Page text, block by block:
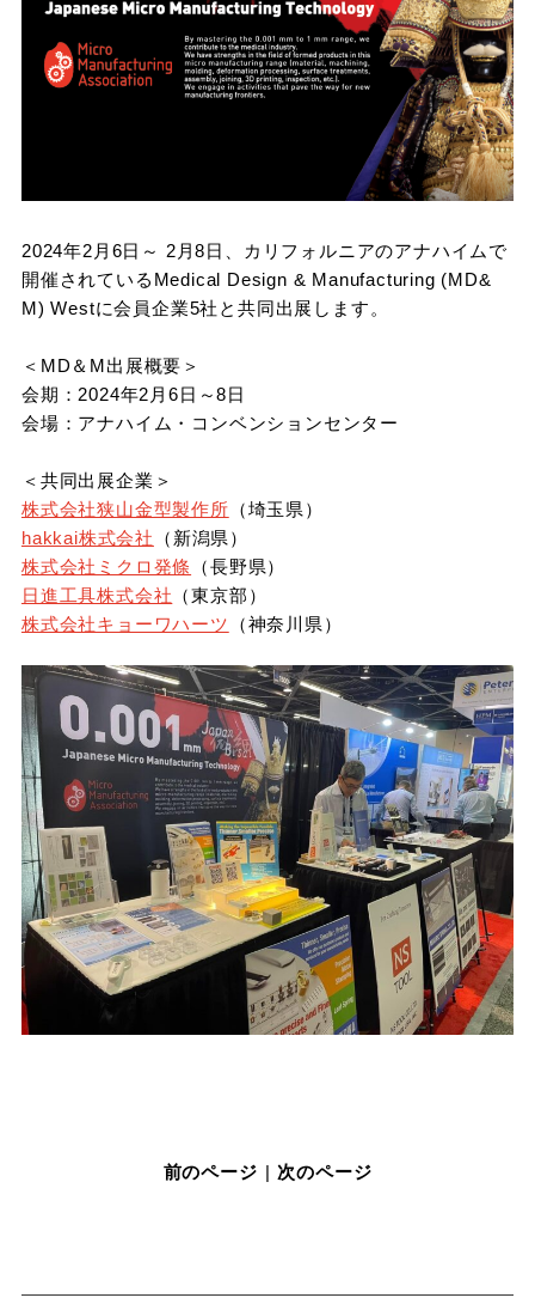
2024年2月6日～ 2月8日、カリフォルニアのアナハイムで
開催されているMedical Design & Manufacturing (MD&
M) Westに会員企業5社と共同出展します。
＜MD＆M出展概要＞
会期：2024年2月6日～8日
会場：アナハイム・コンベンションセンター
＜共同出展企業＞
株式会社狭山金型製作所 （埼玉県）
hakkai株式会社
（新潟県）
株式会社ミクロ発條
（長野県）
日進工具株式会社 （東京部）
株式会社キョーワハーツ
（神奈川県）
前のページ | 次のページ